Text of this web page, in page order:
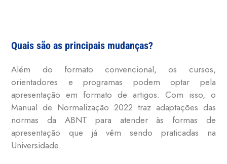
Quais são as principais mudanças?
Além do formato convencional, os cursos,
orientadores e programas podem optar pela
apresentação em formato de artigos. Com isso, o
Manual de Normalização 2022 traz adaptações das
normas da ABNT para atender às formas de
apresentação que já vêm sendo praticadas na
Universidade.